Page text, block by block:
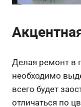
Делая ремонт в
необходимо
всего будет
отличаться по